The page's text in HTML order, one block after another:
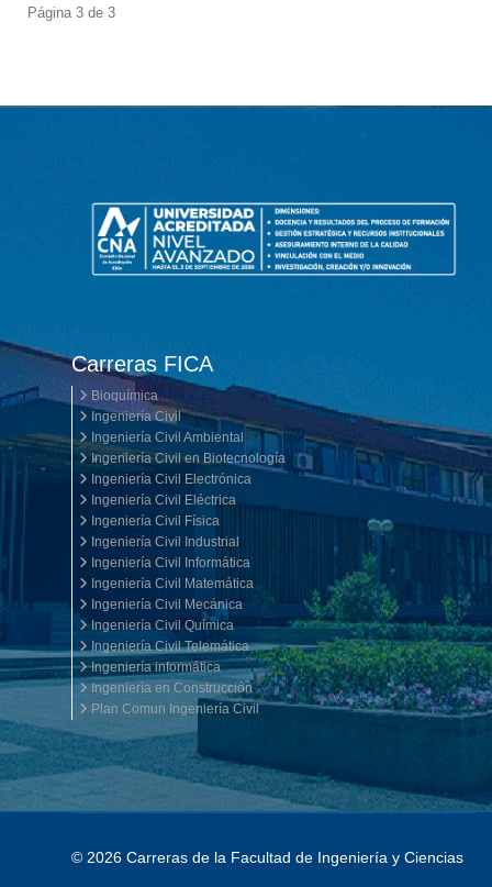
Página 3 de 3
Carreras FICA
Bioquímica
Ingeniería Civil
Ingeniería Civil Ambiental
Ingeniería Civil en Biotecnología
Ingeniería Civil Electrónica
Ingeniería Civil Eléctrica
Ingeniería Civil Física
Ingeniería Civil Industrial
Ingeniería Civil Informática
Ingeniería Civil Matemática
Ingeniería Civil Mecánica
Ingeniería Civil Química
Ingeniería Civil Telemática
Ingeniería informática
Ingeniería en Construcción
Plan Comun Ingeniería Civil
© 2026 Carreras de la Facultad de Ingeniería y Ciencias